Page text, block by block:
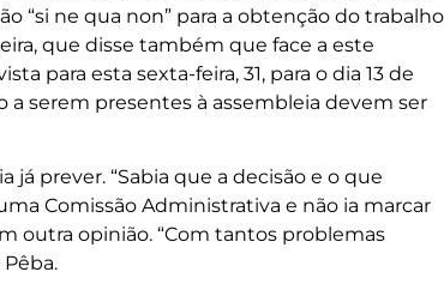
“si ne qua non” para a obtenção do trabalho
que disse também que face a este
para esta sexta-feira, 31, para o dia 13 de
serem presentes à assembleia devem ser
já prever. “Sabia que a decisão e o que
Comissão Administrativa e não ia marcar
outra opinião. “Com tantos problemas